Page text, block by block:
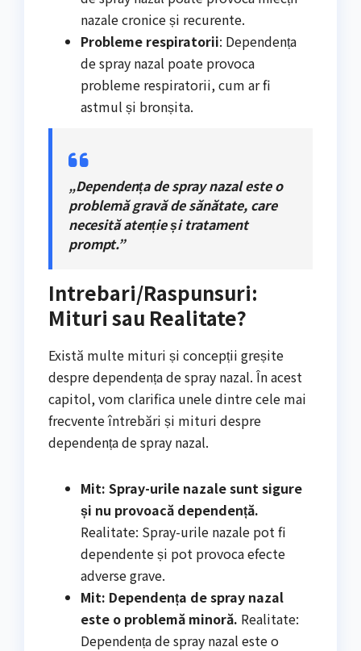
nazale cronice și recurente.
Probleme respiratorii: Dependența
de spray nazal poate provoca
probleme respiratorii, cum ar fi
astmul și bronșita.
„Dependența de spray nazal este o
problemă gravă de sănătate, care
necesită atenție și tratament
prompt.”
Intrebari/Raspunsuri:
Mituri sau Realitate?
Există multe mituri și concepții greșite
despre dependența de spray nazal. În acest
capitol, vom clarifica unele dintre cele mai
frecvente întrebări și mituri despre
dependența de spray nazal.
Mit: Spray-urile nazale sunt sigure
și nu provoacă dependență.
Realitate: Spray-urile nazale pot fi
dependente și pot provoca efecte
adverse grave.
Mit: Dependența de spray nazal
este o problemă minoră. Realitate:
Dependența de spray nazal este o